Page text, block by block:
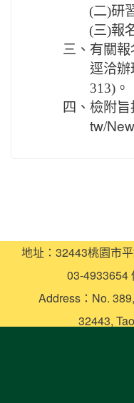
(二)研
(三)報
三、 有關
逕洽辦
313)。
四、 檢附旨
tw/
地址：32443桃園市
03-4933654
Address：No.
32443,